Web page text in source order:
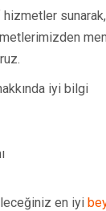
iyi bilgi
en iyi